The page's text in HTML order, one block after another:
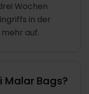
Wochen
in der
auf.
Malar Bags?